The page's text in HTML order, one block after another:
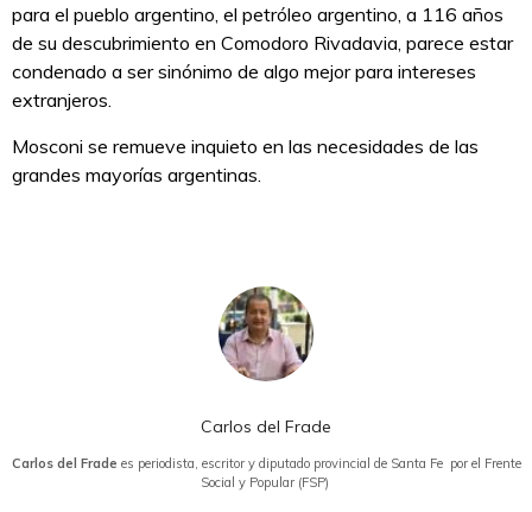
para el pueblo argentino, el petróleo argentino, a 116 años
de su descubrimiento en Comodoro Rivadavia, parece estar
condenado a ser sinónimo de algo mejor para intereses
extranjeros.
Mosconi se remueve inquieto en las necesidades de las
grandes mayorías argentinas.
Carlos del Frade
Carlos del Frade es periodista, escritor y diputado provincial de Santa Fe por el Frente
Social y Popular (FSP)